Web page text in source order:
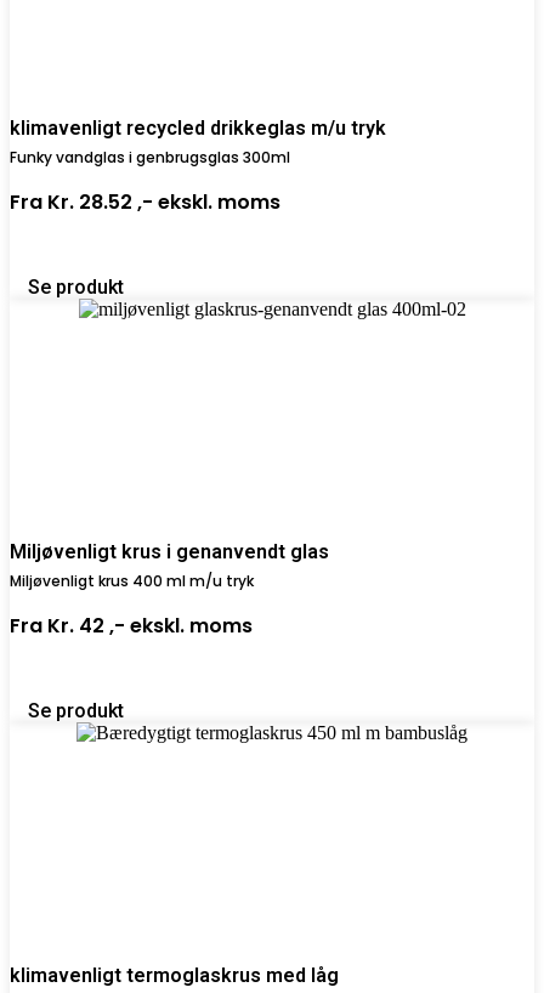
klimavenligt recycled drikkeglas m/u tryk
Funky vandglas i genbrugsglas 300ml
Fra Kr. 28.52 ,- ekskl. moms
Se produkt
Miljøvenligt krus i genanvendt glas
Miljøvenligt krus 400 ml m/u tryk
Fra Kr. 42 ,- ekskl. moms
Se produkt
klimavenligt termoglaskrus med låg